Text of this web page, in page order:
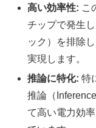
高い効率性: こ
チップで発生
ック）を排除
実現します。
推論に特化: 特
推論（
て高い電力効